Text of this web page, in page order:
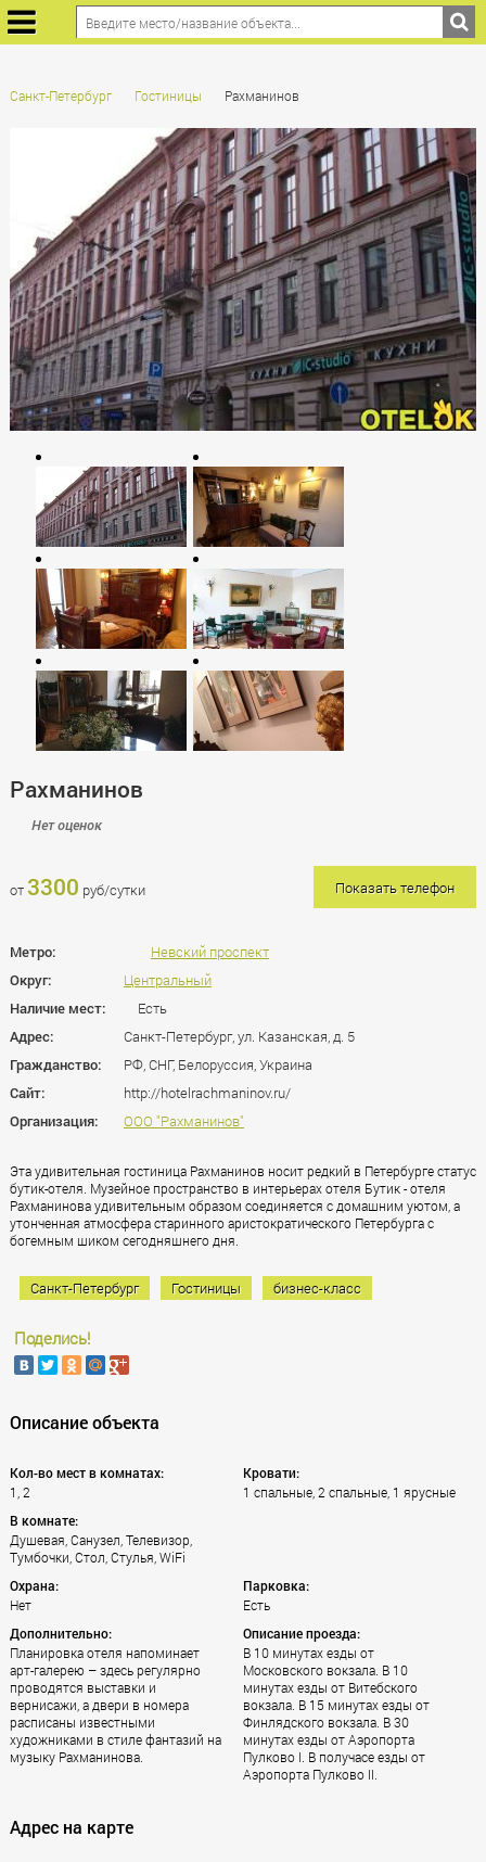
Санкт-Петербург Гостиницы Рахманинов
Рахманинов
Нет оценок
от 3300 руб/сутки Показать телефон
Метро:
Невский проспект
Округ:
Центральный
Наличие мест:
Есть
Адрес:
Санкт-Петербург, ул. Казанская, д. 5
Гражданство:
РФ, СНГ, Белоруссия, Украина
Сайт:
http://hotelrachmaninov.ru/
Организация:
ООО "Рахманинов"
Эта удивительная гостиница Рахманинов носит редкий в Петербурге статус
бутик-отеля. Музейное пространство в интерьерах отеля Бутик - отеля
Рахманинова удивительным образом соединяется с домашним уютом, а
утонченная атмосфера старинного аристократического Петербурга с
богемным шиком сегодняшнего дня.
Санкт-Петербург Гостиницы бизнес-класс
Поделись!
Описание объекта
Кол-во мест в комнатах:
1, 2
Кровати:
1 спальные, 2 спальные, 1 ярусные
В комнате:
Душевая, Санузел, Телевизор,
Тумбочки, Стол, Стулья, WiFi
Охрана:
Нет
Парковка:
Есть
Дополнительно:
Планировка отеля напоминает
арт-галерею – здесь регулярно
проводятся выставки и
вернисажи, а двери в номера
расписаны известными
художниками в стиле фантазий на
музыку Рахманинова.
Описание проезда:
В 10 минутах езды от
Московского вокзала. В 10
минутах езды от Витебского
вокзала. В 15 минутах езды от
Финлядского вокзала. В 30
минутах езды от Аэропорта
Пулково I. В получасе езды от
Аэропорта Пулково II.
Адрес на карте